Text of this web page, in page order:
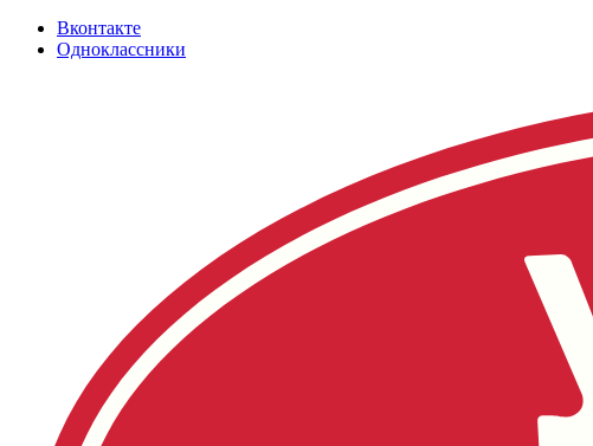
Вконтакте
Одноклассники